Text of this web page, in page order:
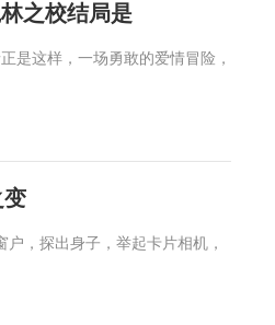
之校结局是
是这样，一场勇敢的爱情冒险，
变
户，探出身子，举起卡片相机，